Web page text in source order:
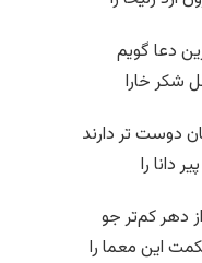
دعا گویم
شکر خارا
دوست تر دارند
دانا را
دهر کم‌تر جو
این معما را